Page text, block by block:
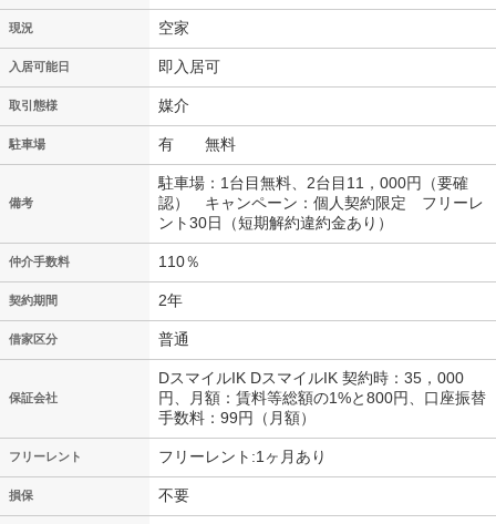
現況 空家
入居可能日 即入居可
取引態様 媒介
駐車場 有 無料
備考
駐車場：1台目無料、2台目11，000円（要確
認） キャンペーン：個人契約限定 フリーレ
ント30日（短期解約違約金あり）
仲介手数料 110％
契約期間 2年
借家区分 普通
保証会社
DスマイルIK DスマイルIK 契約時：35，000
円、月額：賃料等総額の1%と800円、口座振替
手数料：99円（月額）
フリーレント フリーレント:1ヶ月あり
損保 不要